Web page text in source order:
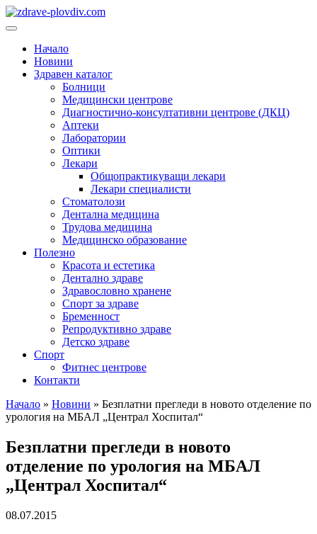
Преминете
към
Основно
Начало
Новини
Здравен каталог
Болници
Медицински центрове
Диагностично-консултативни центрове (ДКЦ)
Аптеки
Лаборатории
Оптики
Лекари
Общопрактикуващи лекари
Лекари специалисти
Стоматолози
Дентална медицина
Трудова медицина
Медицинско образование
Полезно
Красота и естетика
Дентално здраве
Здравословно хранене
Спорт за здраве
Бременност
Репродуктивно здраве
Детско здраве
Спорт
Фитнес центрове
Контакти
Начало » Новини » Безплатни прегледи в новото отделение по
урология на МБАЛ „Централ Хоспитал“
Безплатни прегледи в новото
отделение по урология на МБАЛ
„Централ Хоспитал“
08.07.2015